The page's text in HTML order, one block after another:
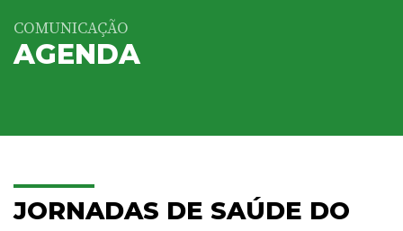
COMUNICAÇÃO
AGENDA
JORNADAS DE SAÚDE DO